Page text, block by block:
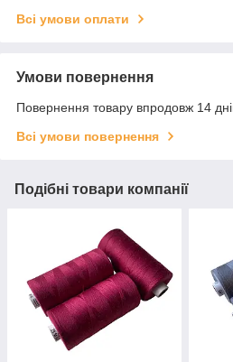
Всі умови оплати
Умови повернення
Повернення товару впродовж 14
Всі умови повернення
Подібні товари компанії